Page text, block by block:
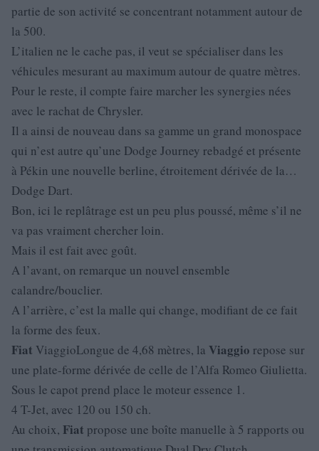
partie de son activité se concentrant notamment autour de
la 500.
L’italien ne le cache pas, il veut se spécialiser dans les
véhicules mesurant au maximum autour de quatre mètres.
Pour le reste, il compte faire marcher les synergies nées
avec le rachat de Chrysler.
Il a ainsi de nouveau dans sa gamme un grand monospace
qui n’est autre qu’une Dodge Journey rebadgé et présente
à Pékin une nouvelle berline, étroitement dérivée de la…
Dodge Dart.
Bon, ici le replâtrage est un peu plus poussé, même s’il ne
va pas vraiment chercher loin.
Mais il est fait avec goût.
A l’avant, on remarque un nouvel ensemble
calandre/bouclier.
A l’arrière, c’est la malle qui change, modifiant de ce fait
la forme des feux.
Fiat ViaggioLongue de 4,68 mètres, la Viaggio repose sur
une plate-forme dérivée de celle de l’Alfa Romeo Giulietta.
Sous le capot prend place le moteur essence 1.
4 T-Jet, avec 120 ou 150 ch.
Au choix, Fiat propose une boîte manuelle à 5 rapports ou